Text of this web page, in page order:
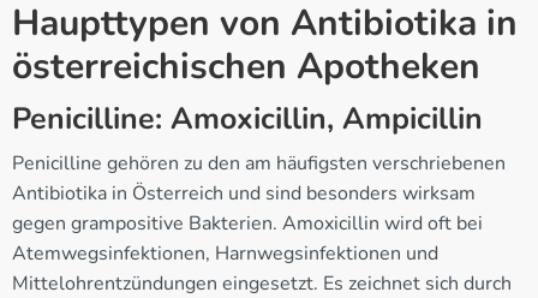
Haupttypen von Antibiotika in
österreichischen Apotheken
Penicilline: Amoxicillin, Ampicillin
Penicilline gehören zu den am häufigsten verschriebenen
Antibiotika in Österreich und sind besonders wirksam
gegen grampositive Bakterien. Amoxicillin wird oft bei
Atemwegsinfektionen, Harnwegsinfektionen und
Mittelohrentzündungen eingesetzt. Es zeichnet sich durch